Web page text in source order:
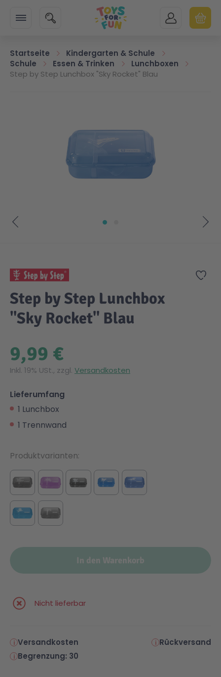
SUCHE MEIN KONTO
Startseite
Kindergarten & Schule
Schule
Essen & Trinken
Lunchboxen
Step by Step Lunchbox "Sky Rocket" Blau
Zur
Step by Step Lunchbox
"Sky Rocket" Blau
9,99 €
Inkl. 19% USt., zzgl. Versandkosten
Lieferumfang
1 Lunchbox
1 Trennwand
In den Warenkorb
Nicht lieferbar
Produktvarianten
Versandkosten
Rückversand
Begrenzung: 30